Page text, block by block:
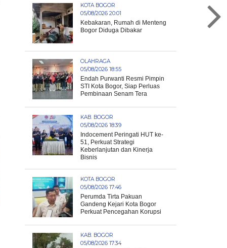
KOTA BOGOR
05/08/2026 20:01
Kebakaran, Rumah di Menteng
Bogor Diduga Dibakar
OLAHRAGA
05/08/2026 18:55
Endah Purwanti Resmi Pimpin
STI Kota Bogor, Siap Perluas
Pembinaan Senam Tera
KAB. BOGOR
05/08/2026 18:39
Indocement Peringati HUT ke-
51, Perkuat Strategi
Keberlanjutan dan Kinerja
Bisnis
KOTA BOGOR
05/08/2026 17:46
Perumda Tirta Pakuan
Gandeng Kejari Kota Bogor
Perkuat Pencegahan Korupsi
KAB. BOGOR
05/08/2026 17:34